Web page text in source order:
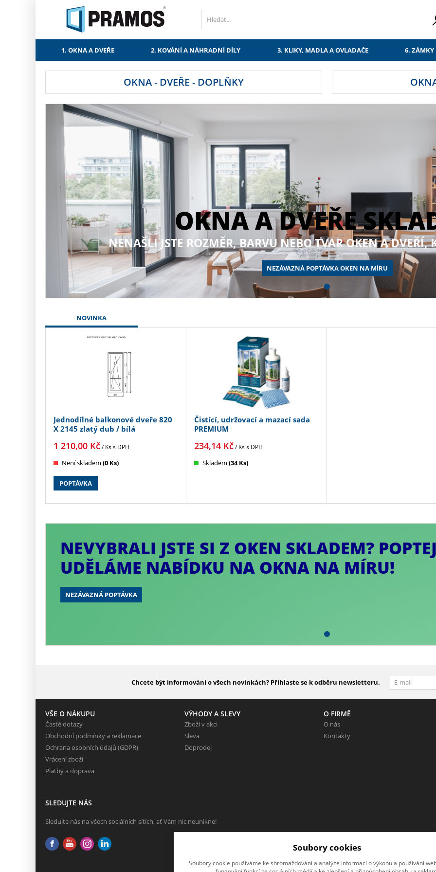
1. OKNA A DVEŘE 2. KOVÁNÍ A NÁHRADNÍ DÍLY 3. KLIKY, MADLA A OVLADAČE 6. ZÁMKY
OKNA - DVEŘE - DOPLŇKY
OKNA A DVEŘE
NENAŠLI JSTE ROZMĚR, BARVU NEBO TVAR OKEN A DVEŘÍ,
NEZÁVAZNÁ POPTÁVKA OKEN NA MÍRU
NOVINKA
Jednodílné balkonové dveře 820
X 2145 zlatý dub / bílá
1 210,00Kč/ Kss DPH
Není skladem (0 Ks)
POPTÁVKA
Čistící, udržovací a mazací sada
PREMIUM
234,14Kč/ Kss DPH
Skladem (34 Ks)
NEVYBRALI JSTE SI Z OKEN SKLADEM?
UDĚLÁME NABÍDKU NA OKNA NA MÍRU!
NEZÁVAZNÁ POPTÁVKA
Chcete být informováni o všech novinkách? Přihlaste se k odběru newsletteru.
VŠE O NÁKUPU
Časté dotazy
Obchodní podmínky a reklamace
Ochrana osobních údajů (GDPR)
Vrácení zboží
Platby a doprava
VÝHODY A SLEVY
Zboží v akci
Sleva
Doprodej
O FIRMĚ
O nás
Kontakty
SLEDUJTE NÁS
Sledujte nás na všech sociálních sítích, ať Vám nic neunikne!
Soubory cookies
Soubory cookie používáme ke shromažďování a analýze informací o výkonu a používání